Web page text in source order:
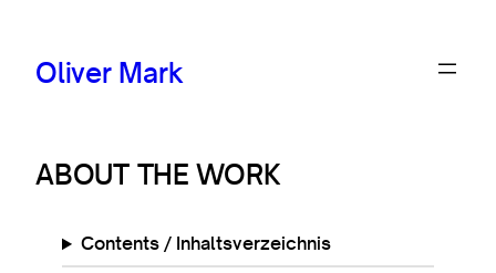
Oliver Mark
ABOUT THE WORK
Con­tents / Inhaltsverzeichnis